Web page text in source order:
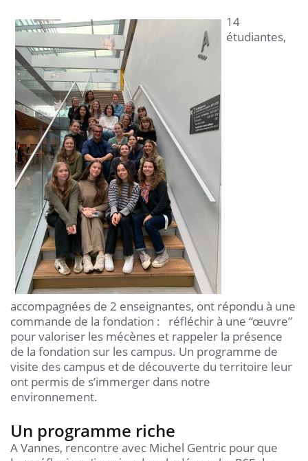
14
étudiantes,
accompagnées de 2 enseignantes, ont répondu à une
commande de la fondation : réfléchir à une “œuvre”
pour valoriser les mécènes et rappeler la présence
de la fondation sur les campus. Un programme de
visite des campus et de découverte du territoire leur
ont permis de s’immerger dans notre
environnement.
Un programme riche
A Vannes, rencontre avec Michel Gentric pour que